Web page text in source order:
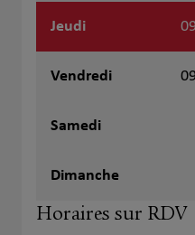
Jeudi
Vendredi
Samedi
Dimanche
Horaires sur RDV